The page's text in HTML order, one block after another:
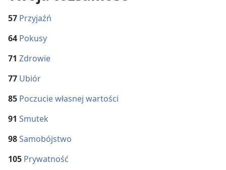
57 Przyjaźń
64 Pokusy
71 Zdrowie
77 Ubiór
85 Poczucie własnej wartości
91 Smutek
98Samobójstwo
105 Prywatność